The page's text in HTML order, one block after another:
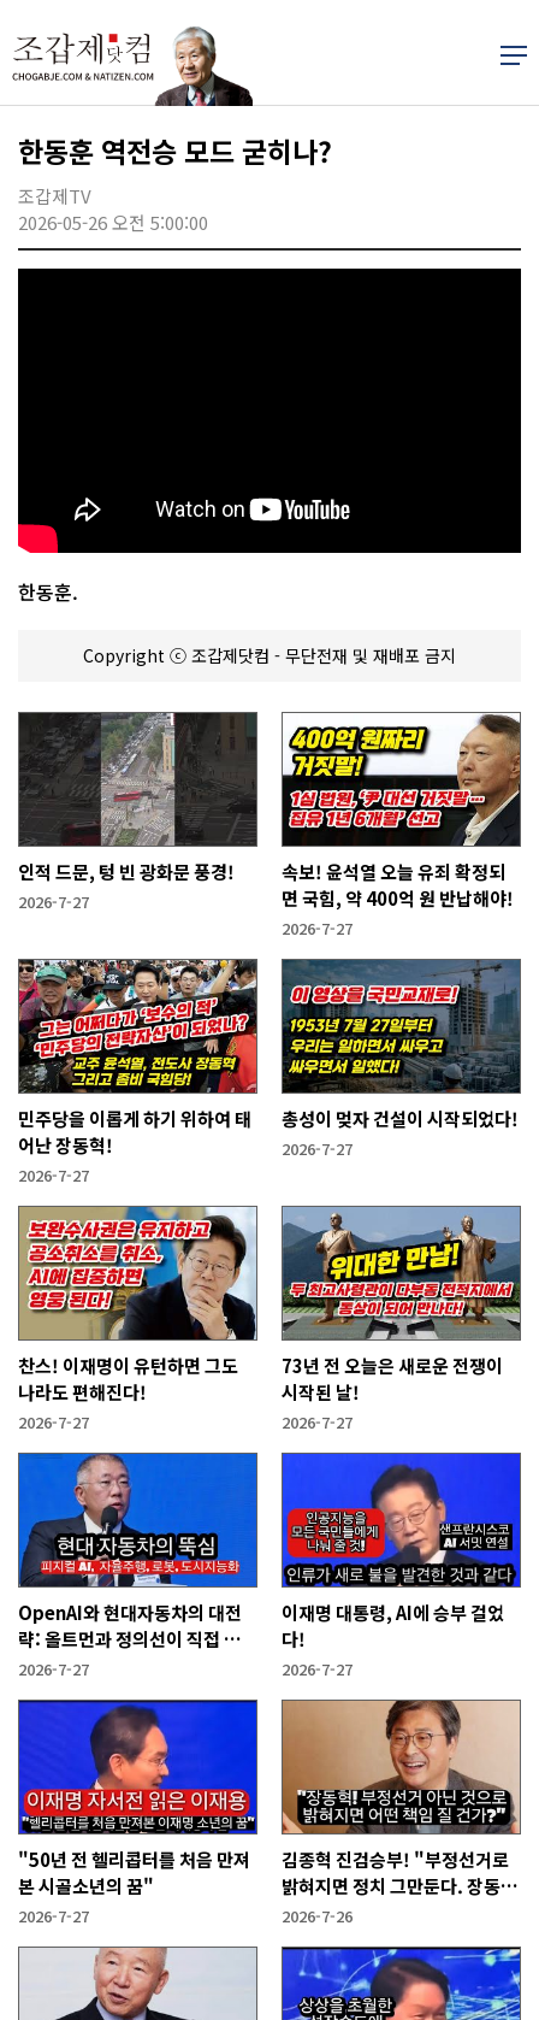
한동훈 역전승 모드 굳히나?
조갑제TV
2026-05-26 오전 5:00:00
한동훈.
Copyright ⓒ 조갑제닷컴 - 무단전재 및 재배포 금지
인적 드문, 텅 빈 광화문 풍경!
2026-7-27
속보! 윤석열 오늘 유죄 확정되
면 국힘, 약 400억 원 반납해야!
2026-7-27
민주당을 이롭게 하기 위하여 태
어난 장동혁!
2026-7-27
총성이 멎자 건설이 시작되었다!
2026-7-27
찬스! 이재명이 유턴하면 그도
나라도 편해진다!
2026-7-27
73년 전 오늘은 새로운 전쟁이
시작된 날!
2026-7-27
OpenAI와 현대자동차의 대전
략: 올트먼과 정의선이 직접 설
명한다!
2026-7-27
이재명 대통령, AI에 승부 걸었
다!
2026-7-27
"50년 전 헬리콥터를 처음 만져
본 시골소년의 꿈"
2026-7-27
김종혁 진검승부! "부정선거로
밝혀지면 정치 그만둔다. 장동혁
당신들은?"
2026-7-26